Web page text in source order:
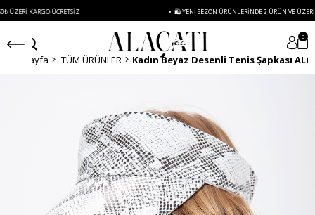
ÜCRETSIZ • 🛍️ YENI SEZON ÜRÜNLERINDE 2 ÜRÜN VE ÜZERI
0
Anasayfa TÜM ÜRÜNLER Kadın Beyaz Desenli Tenis Şapkası